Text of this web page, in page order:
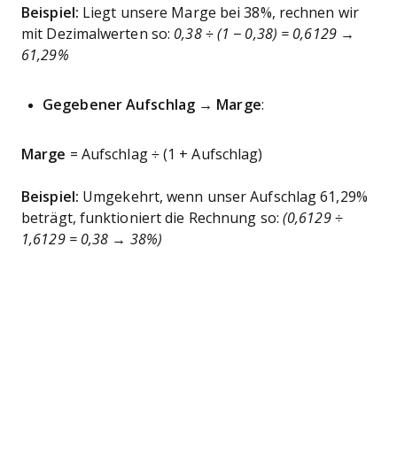
Beispiel: Liegt unsere Marge bei 38%, rechnen wir
mit Dezimalwerten so: 0,38 ÷ (1 − 0,38) = 0,6129 →
61,29%
Gegebener Aufschlag → Marge:
Marge = Aufschlag ÷ (1 + Aufschlag)
Beispiel: Umgekehrt, wenn unser Aufschlag 61,29%
beträgt, funktioniert die Rechnung so: (0,6129 ÷
1,6129 = 0,38 → 38%)